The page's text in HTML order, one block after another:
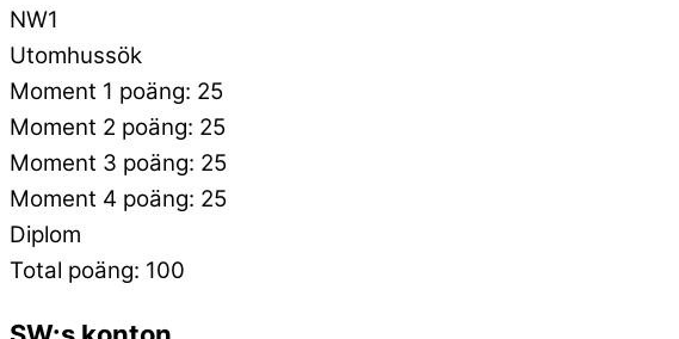
NW1
Utomhussök
Moment 1 poäng: 25
Moment 2 poäng: 25
Moment 3 poäng: 25
Moment 4 poäng: 25
Diplom
Total poäng: 100